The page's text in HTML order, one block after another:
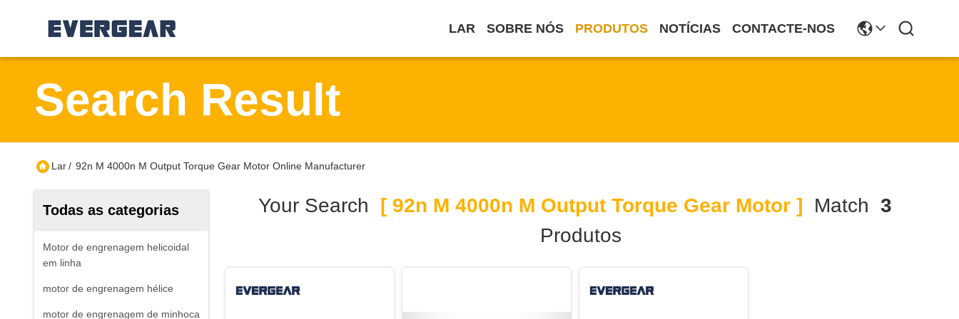
LAR SOBRE NÓS PRODUTOS NOTÍCIAS CONTACTE-NOS
Search Result
Lar/ 92n M 4000n M Output Torque Gear Motor Online Manufacturer
Todas as categorias
Motor de engrenagem helicoidal
em linha
motor de engrenagem hélice
motor de engrenagem de minhoca
Your Search [ 92n M 4000n M Output Torque Gear Motor ] Match 3
Produtos